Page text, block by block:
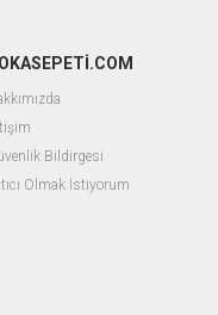
Bildirgesi
Olmak İstiyorum